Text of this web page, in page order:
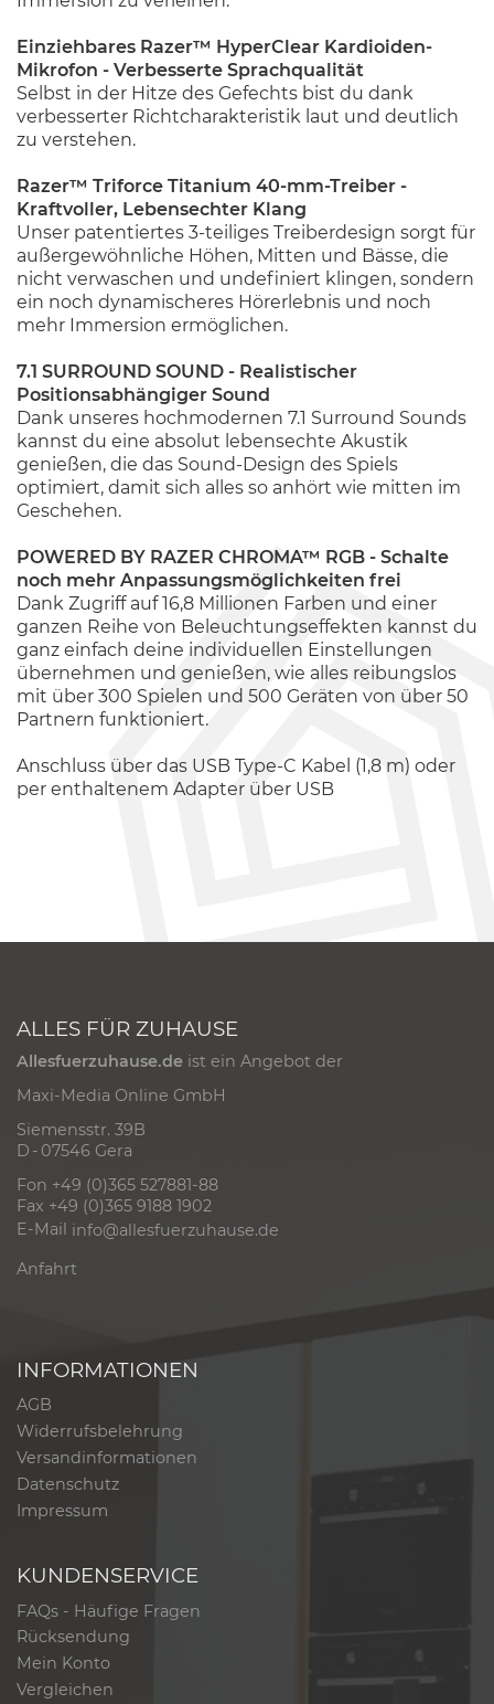
Einziehbares Razer™ HyperClear Kardioiden-
Mikrofon - Verbesserte Sprachqualität
Selbst in der Hitze des Gefechts bist du dank
verbesserter Richtcharakteristik laut und deutlich
zu verstehen.
Razer™ Triforce Titanium 40-mm-Treiber -
Kraftvoller, Lebensechter Klang
Unser patentiertes 3-teiliges Treiberdesign sorgt für
außergewöhnliche Höhen, Mitten und Bässe, die
nicht verwaschen und undefiniert klingen, sondern
ein noch dynamischeres Hörerlebnis und noch
mehr Immersion ermöglichen.
7.1 SURROUND SOUND - Realistischer
Positionsabhängiger Sound
Dank unseres hochmodernen 7.1 Surround Sounds
kannst du eine absolut lebensechte Akustik
genießen, die das Sound-Design des Spiels
optimiert, damit sich alles so anhört wie mitten im
Geschehen.
POWERED BY RAZER CHROMA™ RGB - Schalte
noch mehr Anpassungsmöglichkeiten frei
Dank Zugriff auf 16,8 Millionen Farben und einer
ganzen Reihe von Beleuchtungseffekten kannst du
ganz einfach deine individuellen Einstellungen
übernehmen und genießen, wie alles reibungslos
mit über 300 Spielen und 500 Geräten von über 50
Partnern funktioniert.
Anschluss über das USB Type-C Kabel (1,8 m) oder
per enthaltenem Adapter über USB
ALLES FÜR ZUHAUSE
Allesfuerzuhause.de ist ein Angebot der
Maxi-Media Online GmbH
Siemensstr. 39B
D - 07546 Gera
Fon +49 (0)365 527881-88
Fax +49 (0)365 9188 1902
E-Mail info@allesfuerzuhause.de
Anfahrt
INFORMATIONEN
AGB
Widerrufsbelehrung
Versandinformationen
Datenschutz
Impressum
KUNDENSERVICE
FAQs - Häufige Fragen
Rücksendung
Mein Konto
Vergleichen